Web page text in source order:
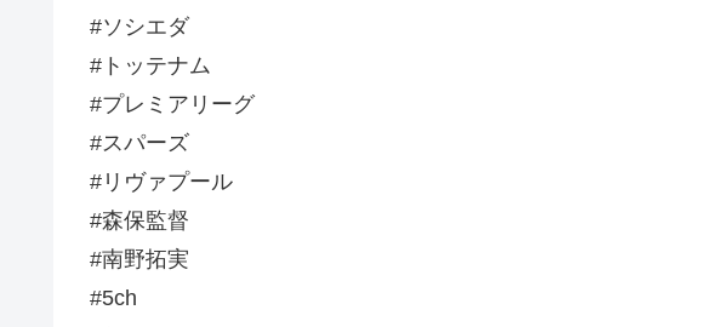
#ソシエダ
#トッテナム
#プレミアリーグ
#スパーズ
#リヴァプール
#森保監督
#南野拓実
#5ch